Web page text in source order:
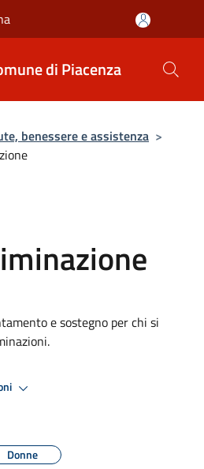
di Piacenza
benessere e assistenza >
e sostegno per chi si
Donne